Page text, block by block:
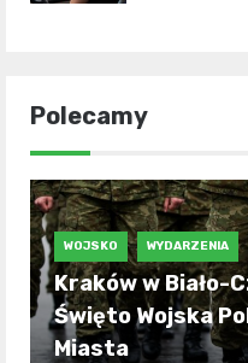
Polecamy
WOJSKO WYDARZENIA
Kraków w Biało-
Święto Wojska
Miasta